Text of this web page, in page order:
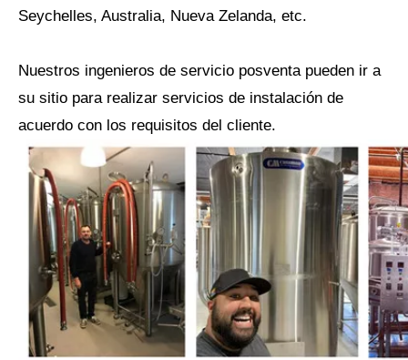
Seychelles, Australia, Nueva Zelanda, etc.
Nuestros ingenieros de servicio posventa pueden ir a
su sitio para realizar servicios de instalación de
acuerdo con los requisitos del cliente.